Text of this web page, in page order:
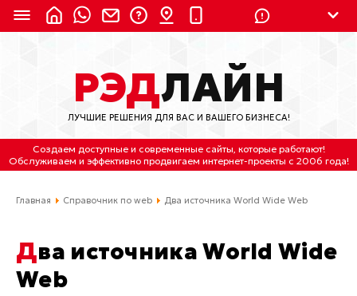
8 (800) 550-9899 (с 2:30 до 11:30 по
Мск)
Бесплатно по России
(4212) 658-653
(4212) 637-673
Отдельный вход \ Левый торец здания
РЭДЛАЙН
ЛУЧШИЕ РЕШЕНИЯ ДЛЯ ВАС И ВАШЕГО БИЗНЕСА!
Создаем доступные и современные сайты, которые работают!
Обслуживаем и эффективно продвигаем интернет-проекты с 2006 года!
Главная Справочник по web Два источника World Wide Web
Два источника World Wide
Web